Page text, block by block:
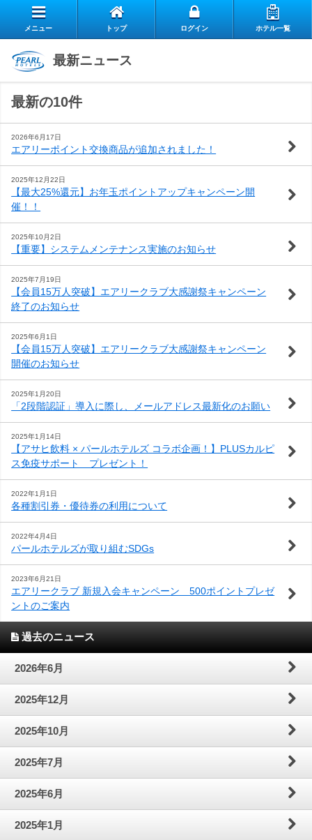
リ
ー
ラ
ブ
の
ご
内
慢
の
朝
食
ス
タ
ッ
フ
の
想
い
お
客
様
声
よ
く
質
問
お
合
わ
せ
閉じる
メニュー トップ ログイン ホテル一覧
最新ニュース
最新の10件
2026年6月17日
エアリーポイント交換商品が追加されました！
2025年12月22日
【最大25%還元】お年玉ポイントアップキャンペーン開
催！！
2025年10月2日
【重要】システムメンテナンス実施のお知らせ
2025年7月19日
【会員15万人突破】エアリークラブ大感謝祭キャンペーン
終了のお知らせ
2025年6月1日
【会員15万人突破】エアリークラブ大感謝祭キャンペーン
開催のお知らせ
2025年1月20日
「2段階認証」導入に際し、メールアドレス最新化のお願い
2025年1月14日
【アサヒ飲料 × パールホテルズ コラボ企画！】PLUSカルピ
ス免疫サポート プレゼント！
2022年1月1日
各種割引券・優待券の利用について
2022年4月4日
パールホテルズが取り組むSDGs
2023年6月21日
エアリークラブ 新規入会キャンペーン 500ポイントプレゼ
ントのご案内
過去のニュース
2026年6月
2025年12月
2025年10月
2025年7月
2025年6月
2025年1月